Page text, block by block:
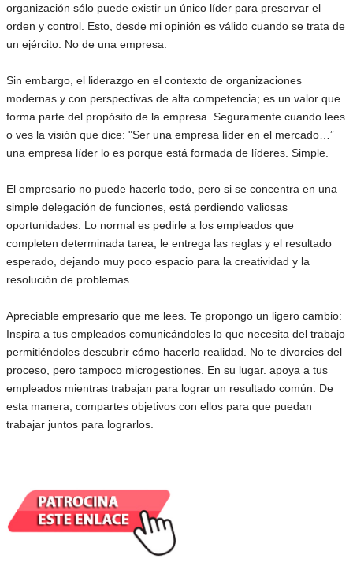
organización sólo puede existir un único líder para preservar el
orden y control. Esto, desde mi opinión es válido cuando se trata de
un ejército. No de una empresa.
Sin embargo, el liderazgo en el contexto de organizaciones
modernas y con perspectivas de alta competencia; es un valor que
forma parte del propósito de la empresa. Seguramente cuando lees
o ves la visión que dice: "Ser una empresa líder en el mercado…”
una empresa líder lo es porque está formada de líderes. Simple.
El empresario no puede hacerlo todo, pero si se concentra en una
simple delegación de funciones, está perdiendo valiosas
oportunidades. Lo normal es pedirle a los empleados que
completen determinada tarea, le entrega las reglas y el resultado
esperado, dejando muy poco espacio para la creatividad y la
resolución de problemas.
Apreciable empresario que me lees. Te propongo un ligero cambio:
Inspira a tus empleados comunicándoles lo que necesita del trabajo
permitiéndoles descubrir cómo hacerlo realidad. No te divorcies del
proceso, pero tampoco microgestiones. En su lugar. apoya a tus
empleados mientras trabajan para lograr un resultado común. De
esta manera, compartes objetivos con ellos para que puedan
trabajar juntos para lograrlos.